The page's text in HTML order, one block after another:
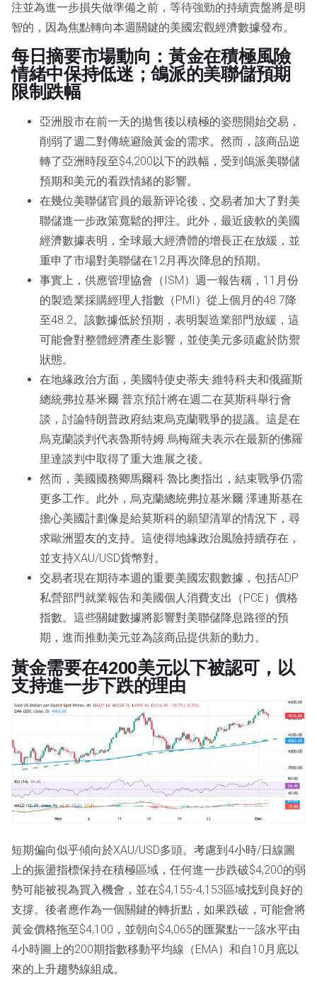
注並為進一步損失做準備之前，等待強勁的持續賣盤將是明
智的，因為焦點轉向本週關鍵的美國宏觀經濟數據發布。
每日摘要市場動向：黃金在積極風險
情緒中保持低迷；鴿派的美聯儲預期
限制跌幅
亞洲股市在前一天的拋售後以積極的姿態開始交易，
削弱了週二對傳統避險黃金的需求。然而，該商品逆
轉了亞洲時段至$4,200以下的跌幅，受到鴿派美聯儲
預期和美元的看跌情緒的影響。
在幾位美聯儲官員的最新评论後，交易者加大了對美
聯儲進一步政策寬鬆的押注。此外，最近疲軟的美國
經濟數據表明，全球最大經濟體的增長正在放緩，並
重申了市場對美聯儲在12月再次降息的預期。
事實上，供應管理協會（ISM）週一報告稱，11月份
的製造業採購經理人指數（PMI）從上個月的48.7降
至48.2。該數據低於預期，表明製造業部門放緩，這
可能會對整體經濟產生影響，並使美元多頭處於防禦
狀態。
在地緣政治方面，美國特使史蒂夫·維特科夫和俄羅斯
總統弗拉基米爾·普京預計將在週二在莫斯科舉行會
談，討論特朗普政府結束烏克蘭戰爭的提議。這是在
烏克蘭談判代表魯斯特姆·烏梅羅夫表示在最新的佛羅
里達談判中取得了重大進展之後。
然而，美國國務卿馬爾科·魯比奧指出，結束戰爭仍需
更多工作。此外，烏克蘭總統弗拉基米爾·澤連斯基在
擔心美國計劃像是給莫斯科的願望清單的情況下，尋
求歐洲盟友的支持。這使得地緣政治風險持續存在，
並支持XAU/USD貨幣對。
交易者現在期待本週的重要美國宏觀數據，包括ADP
私營部門就業報告和美國個人消費支出（PCE）價格
指數。這些關鍵數據將影響對美聯儲降息路徑的預
期，進而推動美元並為該商品提供新的動力。
黃金需要在4200美元以下被認可，以
支持進一步下跌的理由
短期偏向似乎傾向於XAU/USD多頭。考慮到4小時/日線圖
上的振盪指標保持在積極區域，任何進一步跌破$4,200的弱
勢可能被視為買入機會，並在$4,155-4,153區域找到良好的
支撐。後者應作為一個關鍵的轉折點，如果跌破，可能會將
黃金價格拖至$4,100，並朝向$4,065的匯聚點——該水平由
4小時圖上的200期指數移動平均線（EMA）和自10月底以
來的上升趨勢線組成。